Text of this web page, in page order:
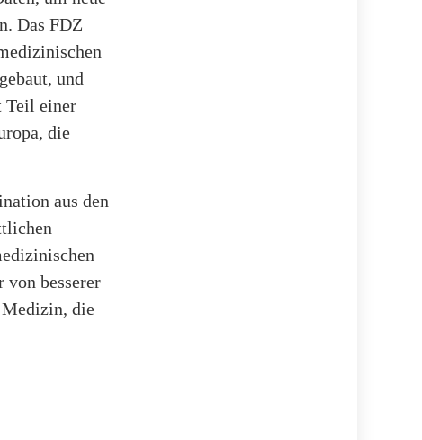
Das FDZ
und
Teil einer
die
aus den
von besserer
Medizin, die